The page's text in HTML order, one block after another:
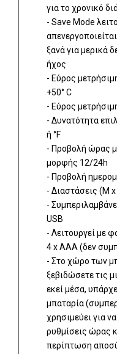
για το χρονικό
- Save Mode
ξανά για μερικά
ήχος
- Εύρος
+50° C
- Εύρος
- Δυνατότητα
ή °F
- Προβολή ώρας
μορφής 12/24h
- Προβολή
- Διαστάσεις (Μ
-
USB
- Λειτουργεί με
4 x ΑΑΑ (δεν
- Στο χώρο των
ξεβιδώσετε τις
εκεί μέσα,
μπαταρία
χρησιμεύει για
ρυθμίσεις ώρας
περίπτωση